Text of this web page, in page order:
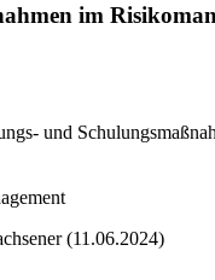
im
und
(11.06.2024)